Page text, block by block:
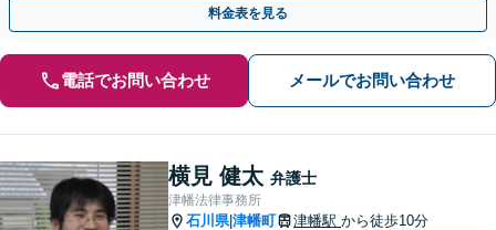
料金表を見る
電話でお問い合わせ メールでお問い合わせ
横見 健太 弁護士
津幡法律事務所
石川県|津幡町 津幡駅 から徒歩10分